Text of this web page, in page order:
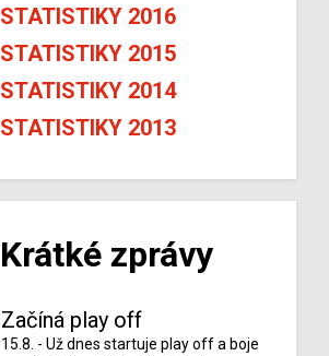
STATISTIKY 2016
STATISTIKY 2015
STATISTIKY 2014
STATISTIKY 2013
Krátké zprávy
Začíná play off
15.8. - Už dnes startuje play off a boje